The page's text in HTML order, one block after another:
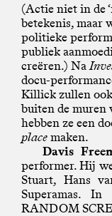
(Actie niet in de
betekenis, maar
politieke
publiek
creëren.) Na
docu-
Killick zullen
buiten de muren
hebben ze een
place maken.
Davis
performer. Hij
Stuart, Hans
Superamas.
RANDOM